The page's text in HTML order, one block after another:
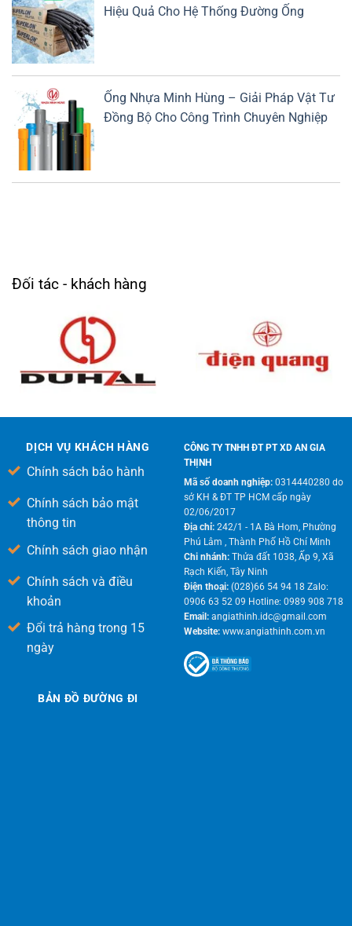
Hiệu Quả Cho Hệ Thống Đường Ống
Ống Nhựa Minh Hùng – Giải Pháp Vật Tư
Đồng Bộ Cho Công Trình Chuyên Nghiệp
Đối tác - khách hàng
DỊCH VỤ KHÁCH HÀNG
Chính sách bảo hành
Chính sách bảo mật
thông tin
Chính sách giao nhận
Chính sách và điều
khoản
Đổi trả hàng trong 15
ngày
CÔNG TY TNHH ĐT PT XD AN GIA
THỊNH
Mã số doanh nghiệp:0314440280 do
sở KH & ĐT TP HCM cấp ngày
02/06/2017
Địa chỉ:242/1 - 1A Bà Hom, Phường
Phú Lâm , Thành Phố Hồ Chí Minh
Chi nhánh: Thửa đất 1038, Ấp 9, Xã
Rạch Kiến, Tây Ninh
Điện thoại:(028)66 54 94 18 Zalo:
0906 63 52 09 Hotline: 0989 908 718
Email:angiathinh.idc@gmail.com
Website:www.angiathinh.com.vn
BẢN ĐỒ ĐƯỜNG ĐI